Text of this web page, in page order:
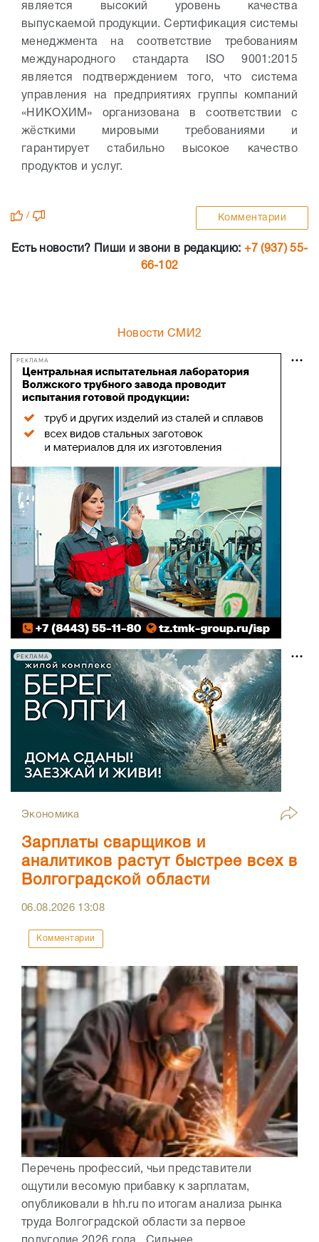
является высокий уровень качества
выпускаемой продукции. Сертификация системы
менеджмента на соответствие требованиям
международного стандарта ISO 9001:2015
является подтверждением того, что система
управления на предприятиях группы компаний
«НИКОХИМ» организована в соответствии с
жёсткими мировыми требованиями и
гарантирует стабильно высокое качество
продуктов и услуг.
/ Комментарии
Есть новости? Пиши и звони в редакцию: +7 (937) 55-
66-102
Новости СМИ2
РЕКЛАМА
РЕКЛАМА
Экономика
Зарплаты сварщиков и
аналитиков растут быстрее всех в
Волгоградской области
06.08.2026 13:08
Комментарии
Перечень профессий, чьи представители
ощутили весомую прибавку к зарплатам,
опубликовали в hh.ru по итогам анализа рынка
труда Волгоградской области за первое